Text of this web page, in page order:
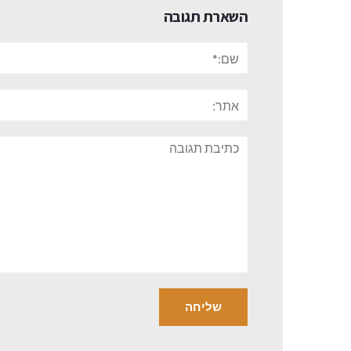
השארת תגובה
תגובה